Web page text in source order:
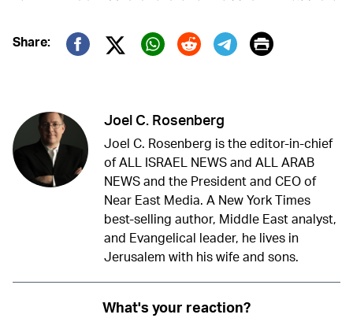
Share:
Twitter (X)
Print
Joel C. Rosenberg
Joel C. Rosenberg is the editor-in-chief
of ALL ISRAEL NEWS and ALL ARAB
NEWS and the President and CEO of
Near East Media. A New York Times
best-selling author, Middle East analyst,
and Evangelical leader, he lives in
Jerusalem with his wife and sons.